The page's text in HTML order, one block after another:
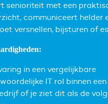
senioriteit met een
communiceert helder
versnellen, bijsturen of
in een vergelijkbare
IT rol binnen een
of je ziet dit als de